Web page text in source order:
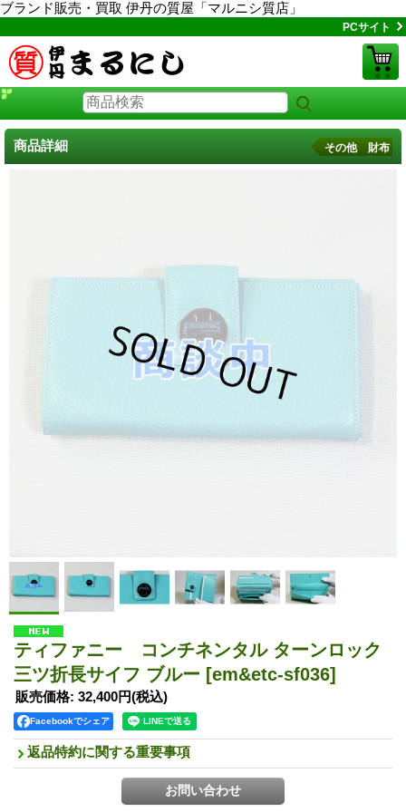
ブランド販売・買取 伊丹の質屋「マルニシ質店」
PCサイト
商品詳細 その他 財布
ティファニー コンチネンタル ターンロック
三ツ折長サイフ ブルー [em&etc-sf036]
販売価格: 32,400円(税込)
Facebookでシェア
返品特約に関する重要事項